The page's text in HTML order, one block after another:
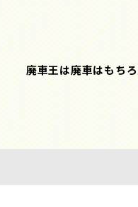
廃車王は廃車はもち